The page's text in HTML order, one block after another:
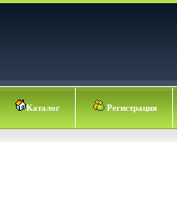
Каталог Регистрация